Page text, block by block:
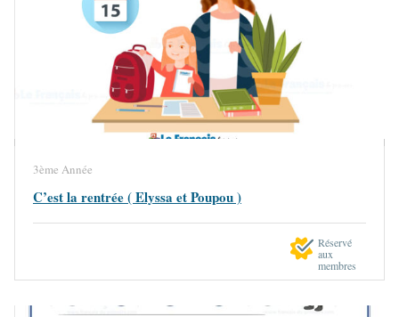
3ème Année
C’est la rentrée ( Elyssa et Poupou )
Réservé
aux
membres